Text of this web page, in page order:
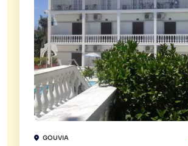
GOUVIA